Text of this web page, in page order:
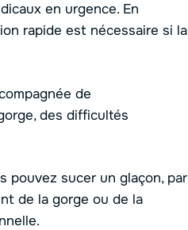
en urgence. En
rapide est nécessaire si la
de
des difficultés
pouvez sucer un glaçon, par
de la gorge ou de la